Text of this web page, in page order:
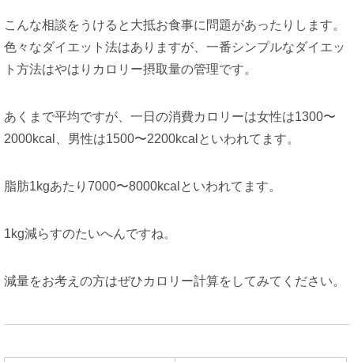
こんな相談をうけると大抵お食事に問題があったりします。
色々なダイエット法はありますが、一番シンプルなダイエッ
ト方法はやはりカロリー摂取量の管理です。
あくまで平均ですが、一日の消費カロリーは女性は1300〜
2000kcal、男性は1500〜2200kcalといわれてます。
脂肪1kgあたり7000〜8000kcalといわれてます。
1kg減らすのたいへんですね。
減量をお考えの方はぜひカロリー計算をしてみてください。